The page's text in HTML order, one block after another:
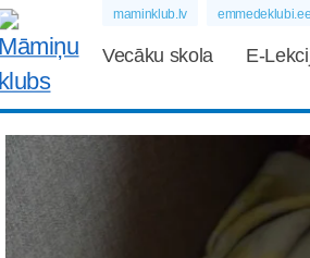
maminklub.lv emmedeklubi.ee
Vecāku skola E-